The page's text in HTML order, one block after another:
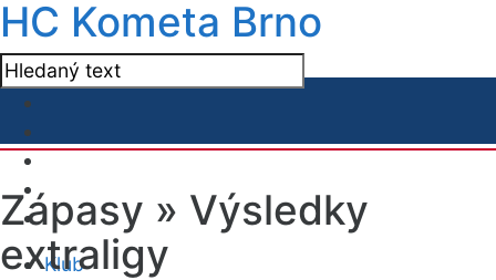
HC Kometa Brno
Klub
Zápasy » Výsledky
extraligy